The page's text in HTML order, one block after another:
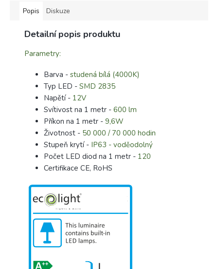
Popis Diskuze
Detailní popis produktu
Parametry:
Barva - studená bílá (4000K)
Typ LED - SMD 2835
Napětí - 12V
Svítivost na 1 metr - 600 lm
Příkon na 1 metr - 9,6W
Životnost - 50 000 / 70 000 hodin
Stupeň krytí - IP63 - voděodolný
Počet LED diod na 1 metr - 120
Certifikace CE, RoHS